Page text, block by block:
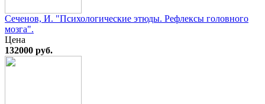
Сеченов, И. "Психологические этюды. Рефлексы головного
мозга".
Цена
132000 руб.